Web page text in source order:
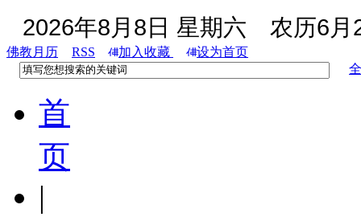
2026年8月8日 星期六 农历6月
佛教月历 RSS 加入收藏
设为首页
首
页
|